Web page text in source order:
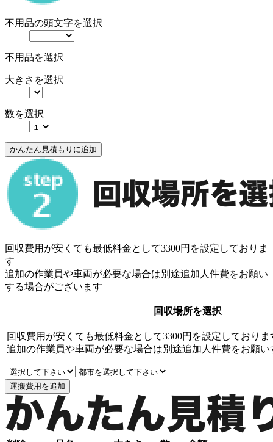
不用品の頭文字を選択
不用品を選択
大きさを選択
数を選択
回収費用が安くても最低料金として3300円を設定しておりま
す
追加の作業員や車両が必要な場合は別途追加人件費をお願い
する場合がございます
回収場所を選択
回収費用が安くても最低料金として3300円を設定しておりま
追加の作業員や車両が必要な場合は別途追加人件費をお願